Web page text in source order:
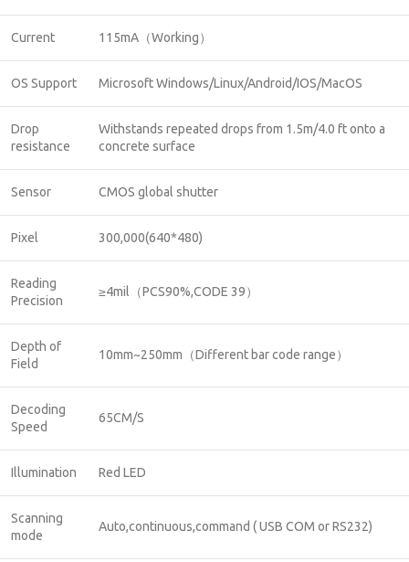
Current 115mA（Working）
OS Support Microsoft Windows/Linux/Android/IOS/MacOS
Drop
resistance
Withstands repeated drops from 1.5m/4.0 ft onto a
concrete surface
Sensor CMOS global shutter
Pixel 300,000(640*480)
Reading
Precision
≥4mil（PCS90%,CODE 39）
Depth of
Field
10mm~250mm（Different bar code range）
Decoding
Speed
65CM/S
Illumination Red LED
Scanning
mode
Auto,continuous,command ( USB COM or RS232)